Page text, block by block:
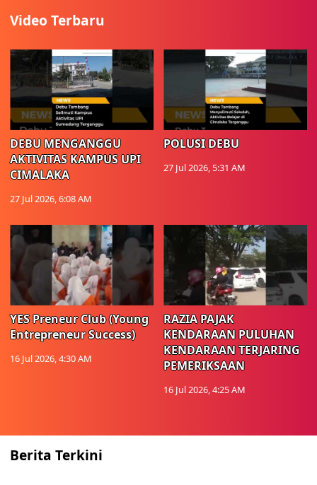
Video Terbaru
DEBU MENGANGGU
AKTIVITAS KAMPUS UPI
CIMALAKA
27 Jul 2026, 6:08 AM
POLUSI DEBU
27 Jul 2026, 5:31 AM
YES Preneur Club (Young
Entrepreneur Success)
16 Jul 2026, 4:30 AM
RAZIA PAJAK
KENDARAAN PULUHAN
KENDARAAN TERJARING
PEMERIKSAAN
16 Jul 2026, 4:25 AM
Berita Terkini